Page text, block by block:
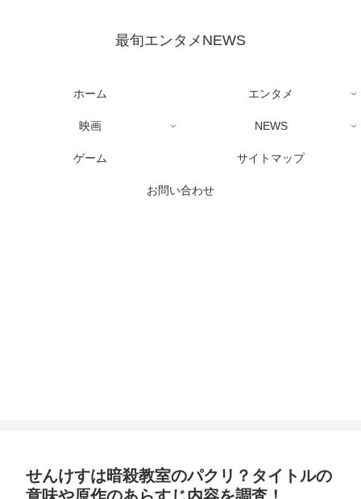
最旬エンタメNEWS
ホーム エンタメ
映画 NEWS
ゲーム サイトマップ
お問い合わせ
せんけすは暗殺教室のパクリ？タイトルの